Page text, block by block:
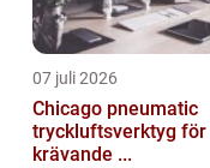
07 juli 2026
Chicago pneumatic
tryckluftsverktyg för
krävande ...